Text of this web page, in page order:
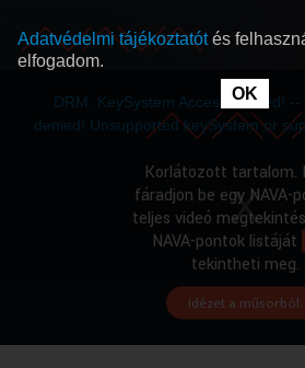
DRM: KeySystem Access Denied!
denied! Unsupported keySystem or
Korlátozott tartalom.
fáradjon be egy NAVA-
teljes videó
NAVA-pontok listáját
tekintheti meg.
Idézet a műsorból.
Adatvédelmi tájékoztatótés
elfogadom.
OK